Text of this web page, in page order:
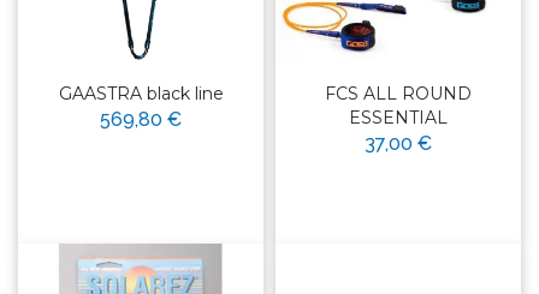
GAASTRA black line
569,80 €
FCS ALL ROUND
ESSENTIAL
37,00 €